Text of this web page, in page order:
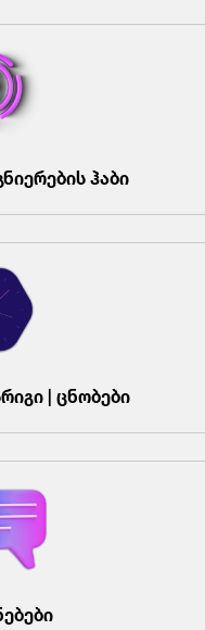
ჰაბი
| ცნობები